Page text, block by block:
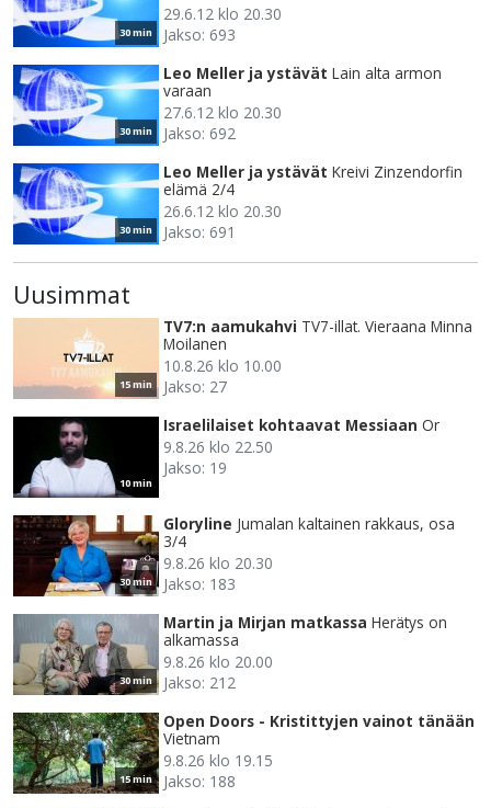
30 min
29.6.12 klo 20.30
Jakso: 693
30 min
Leo Meller ja ystävät Lain alta armon
varaan
27.6.12 klo 20.30
Jakso: 692
30 min
Leo Meller ja ystävät Kreivi Zinzendorfin
elämä 2/4
26.6.12 klo 20.30
Jakso: 691
Uusimmat
15 min
TV7:n aamukahvi TV7-illat. Vieraana Minna
Moilanen
10.8.26 klo 10.00
Jakso: 27
10 min
Israelilaiset kohtaavat Messiaan Or
9.8.26 klo 22.50
Jakso: 19
30 min
Gloryline Jumalan kaltainen rakkaus, osa
3/4
9.8.26 klo 20.30
Jakso: 183
30 min
Martin ja Mirjan matkassa Herätys on
alkamassa
9.8.26 klo 20.00
Jakso: 212
15 min
Open Doors - Kristittyjen vainot tänään
Vietnam
9.8.26 klo 19.15
Jakso: 188